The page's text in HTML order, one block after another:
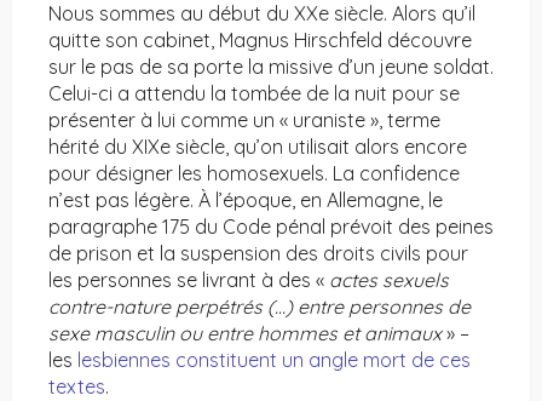
Nous sommes au début du XXe siècle. Alors qu’il
quitte son cabinet, Magnus Hirschfeld découvre
sur le pas de sa porte la missive d’un jeune soldat.
Celui-ci a attendu la tombée de la nuit pour se
présenter à lui comme un « uraniste », terme
hérité du XIXe siècle, qu’on utilisait alors encore
pour désigner les homosexuels. La confidence
n’est pas légère. À l’époque, en Allemagne, le
paragraphe 175 du Code pénal prévoit des peines
de prison et la suspension des droits civils pour
les personnes se livrant à des « actes sexuels
contre-nature perpétrés (…) entre personnes de
sexe masculin ou entre hommes et animaux» –
les lesbiennes constituent un angle mort de ces
textes.